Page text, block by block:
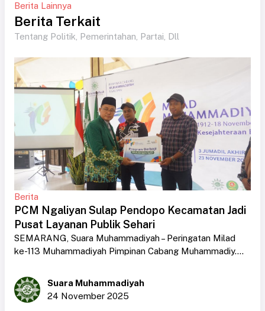
Berita Lainnya
Berita Terkait
Tentang Politik, Pemerintahan, Partai, Dll
Berita
PCM Ngaliyan Sulap Pendopo Kecamatan Jadi
Pusat Layanan Publik Sehari
SEMARANG, Suara Muhammadiyah – Peringatan Milad
ke-113 Muhammadiyah Pimpinan Cabang Muhammadiy....
Suara Muhammadiyah
24 November 2025